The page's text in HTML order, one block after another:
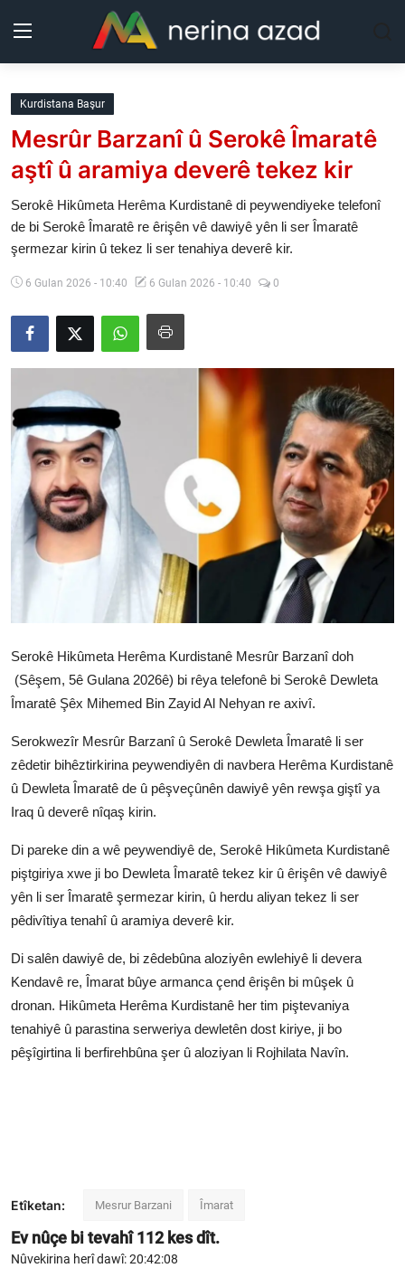
Kurdistan
Herêm
Rojev
Lêkolîn
Nerin
Wêne
Vidyo
Nivîskar
Arşiv
Têkilî
Kurdistana Başur
Mesrûr Barzanî û Serokê Îmaratê
aştî û aramiya deverê tekez kir
Serokê Hikûmeta Herêma Kurdistanê di peywendiyeke telefonî
de bi Serokê Îmaratê re êrişên vê dawiyê yên li ser Îmaratê
şermezar kirin û tekez li ser tenahiya deverê kir.
6 Gulan 2026 - 10:40 6 Gulan 2026 - 10:40 0
Serokê Hikûmeta Herêma Kurdistanê Mesrûr Barzanî doh
(Sêşem, 5ê Gulana 2026ê) bi rêya telefonê bi Serokê Dewleta
Îmaratê Şêx Mihemed Bin Zayid Al Nehyan re axivî.
Serokwezîr Mesrûr Barzanî û Serokê Dewleta Îmaratê li ser
zêdetir bihêztirkirina peywendiyên di navbera Herêma Kurdistanê
û Dewleta Îmaratê de û pêşveçûnên dawiyê yên rewşa giştî ya
Iraq û deverê nîqaş kirin.
Di pareke din a wê peywendiyê de, Serokê Hikûmeta Kurdistanê
piştgiriya xwe ji bo Dewleta Îmaratê tekez kir û êrişên vê dawiyê
yên li ser Îmaratê şermezar kirin, û herdu aliyan tekez li ser
pêdivîtiya tenahî û aramiya deverê kir.
Di salên dawiyê de, bi zêdebûna aloziyên ewlehiyê li devera
Kendavê re, Îmarat bûye armanca çend êrişên bi mûşek û
dronan. Hikûmeta Herêma Kurdistanê her tim piştevaniya
tenahiyê û parastina serweriya dewletên dost kiriye, ji bo
pêşîgirtina li berfirehbûna şer û aloziyan li Rojhilata Navîn.
Etîketan: Mesrur Barzani Îmarat
Ev nûçe bi tevahî112kes dît.
Nûvekirina herî dawî: 20:42:08